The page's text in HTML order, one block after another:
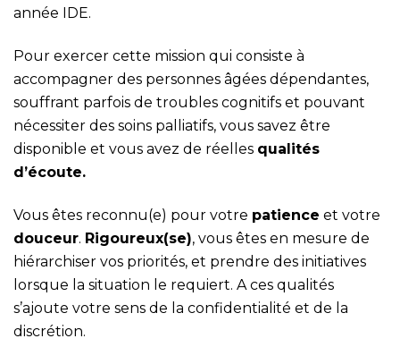
année IDE.
Pour exercer cette mission qui consiste à
accompagner des personnes âgées dépendantes,
souffrant parfois de troubles cognitifs et pouvant
nécessiter des soins palliatifs, vous savez être
disponible et vous avez de réelles qualités
d’écoute.
Vous êtes reconnu(e) pour votre patience et votre
douceur. Rigoureux(se), vous êtes en mesure de
hiérarchiser vos priorités, et prendre des initiatives
lorsque la situation le requiert. A ces qualités
s’ajoute votre sens de la confidentialité et de la
discrétion.